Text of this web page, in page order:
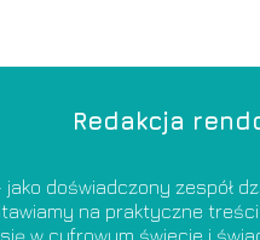
Redakcja
doświadczony zespół
na praktyczne
w cyfrowym świecie i